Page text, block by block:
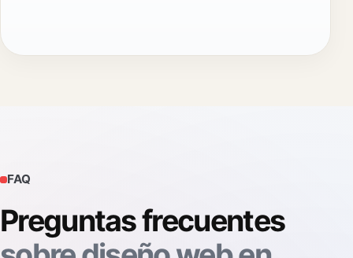
FAQ
Preguntas frecuentes